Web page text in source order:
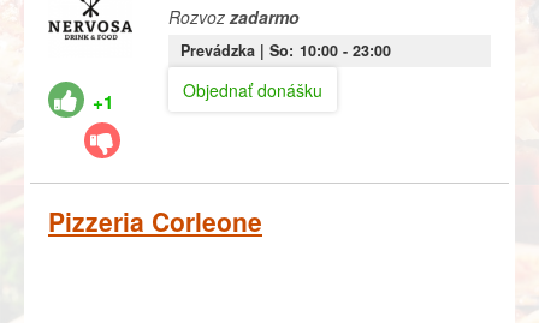
+1
Rozvoz zadarmo
Prevádzka | So: 10:00- 23:00
Objednať donášku
Pizzeria Corleone